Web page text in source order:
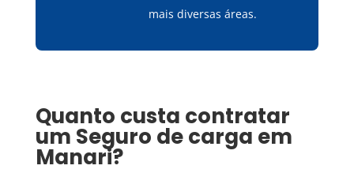
mais diversas áreas.
Quanto custa contratar
um Seguro de carga em
Manari?